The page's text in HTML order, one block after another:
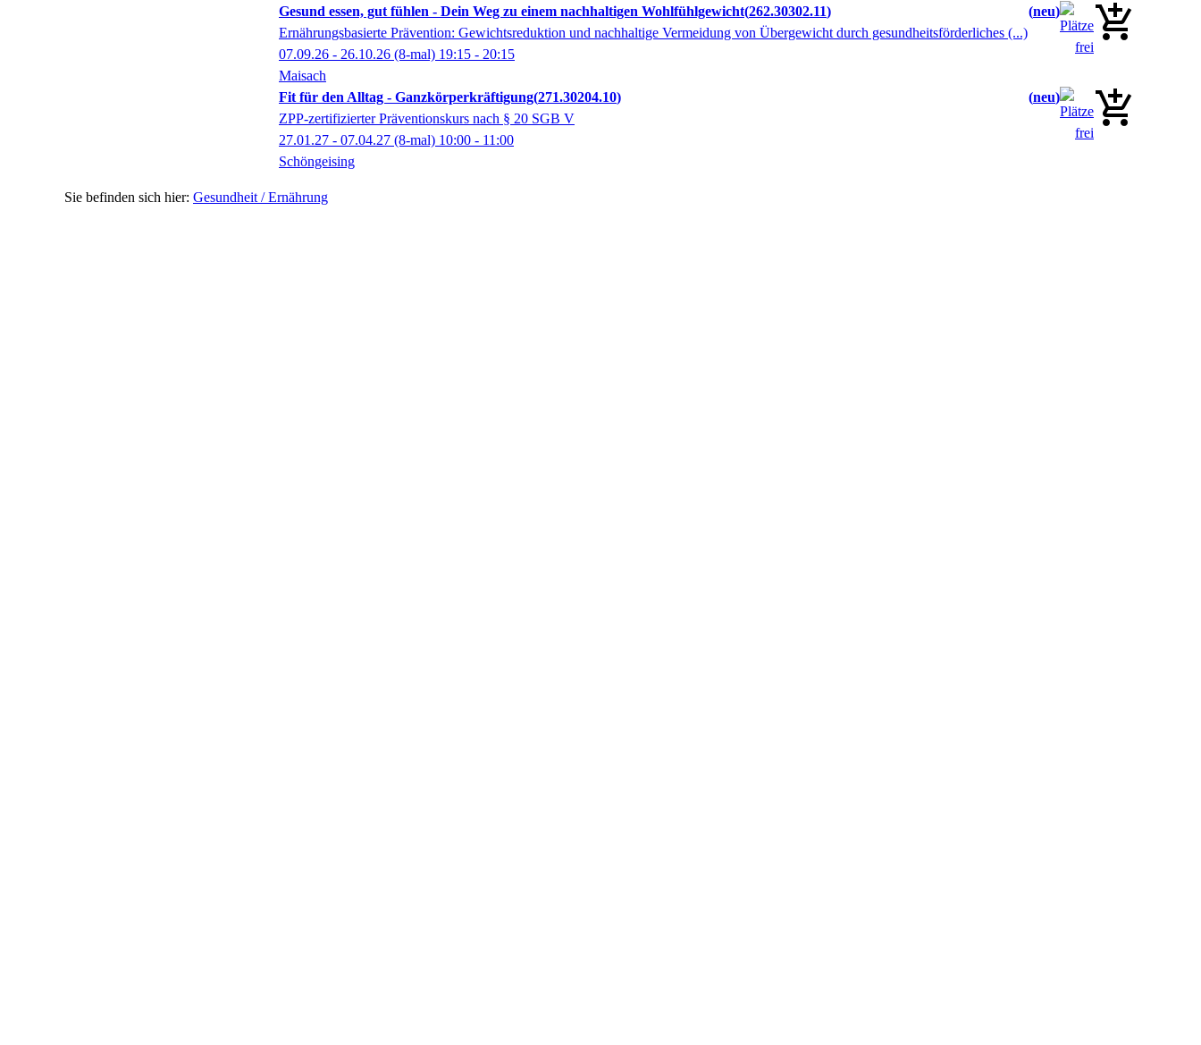
Gesund essen, gut fühlen - Dein Weg zu einem nachhaltigen Wohlfühlgewicht 262.30302.11
neu
Ernährungsbasierte Prävention: Gewichtsreduktion und nachhaltige Vermeidung von Übergewicht durch gesundheitsförderliches (...)
07.09.26 - 26.10.26 (8-mal) 19:15 - 20:15
Maisach
Fit für den Alltag - Ganzkörperkräftigung 271.30204.10
neu
ZPP-zertifizierter Präventionskurs nach § 20 SGB V
27.01.27 - 07.04.27 (8-mal) 10:00 - 11:00
Schöngeising
Gesundheit / Ernährung